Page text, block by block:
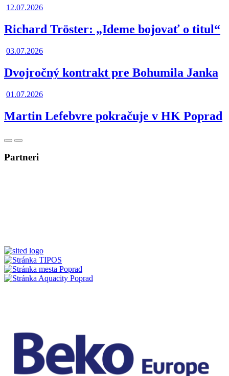
12.07.2026
Richard Tröster: „Ideme bojovať o titul“
03.07.2026
Dvojročný kontrakt pre Bohumila Janka
01.07.2026
Martin Lefebvre pokračuje v HK Poprad
PosunúťPosunúť
Partneri